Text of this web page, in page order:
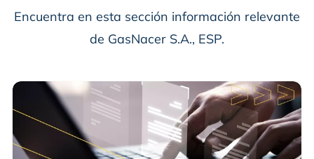
Encuentra en esta sección información relevante
de GasNacer S.A., ESP.